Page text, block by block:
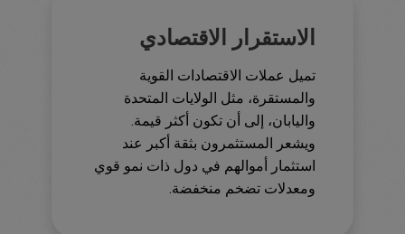
الاستقرار الاقتصادي
تميل عملات الاقتصادات القوية
والمستقرة، مثل الولايات المتحدة
واليابان، إلى أن تكون أكثر قيمة.
ويشعر المستثمرون بثقة أكبر عند
استثمار أموالهم في دول ذات نمو قوي
ومعدلات تضخم منخفضة.